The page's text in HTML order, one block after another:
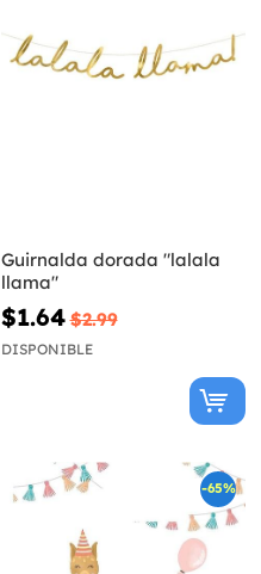
Guirnalda dorada "lalala
llama"
$1.64 $2.99
DISPONIBLE
-65%